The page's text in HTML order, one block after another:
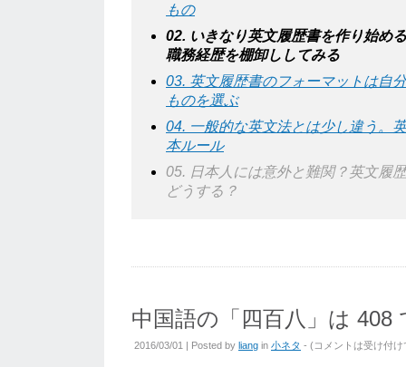
もの
02. いきなり英文履歴書を作り始め
職務経歴を棚卸ししてみる
03. 英文履歴書のフォーマットは自
ものを選ぶ
04. 一般的な英文法とは少し違う。
本ルール
05. 日本人には意外と難関？英文履
どうする？
中国語の「四百八」は 408
2016/03/01 | Posted by liang in 小ネタ - (コメントは受け付